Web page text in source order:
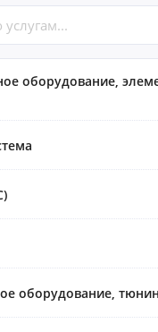
оборудование,
оборудование,